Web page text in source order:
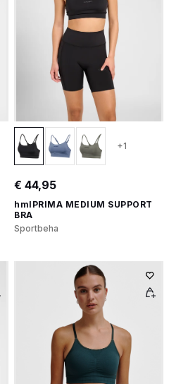
+1
€ 44,95
hmlPRIMA MEDIUM SUPPORT
BRA
Sportbeha